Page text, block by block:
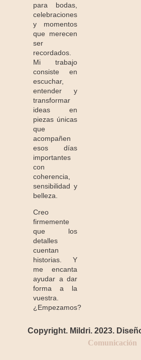
para bodas,
celebraciones
y momentos
que merecen
ser
recordados.
Mi trabajo
consiste en
escuchar,
entender y
transformar
ideas en
piezas únicas
que
acompañen
esos días
importantes
con
coherencia,
sensibilidad y
belleza.
Creo
firmemente
que los
detalles
cuentan
historias. Y
me encanta
ayudar a dar
forma a la
vuestra.
¿Empezamos?
Copyright. Mildri. 2023.
Comunicación